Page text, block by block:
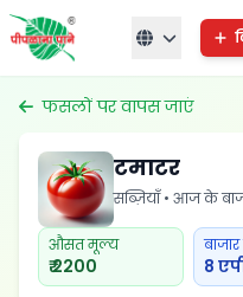
फसलों पर वापस जाएं
टमाटर
सब्ज़ियाँ • आज के
औसत मूल्य
₹ 2200
बाजार
8